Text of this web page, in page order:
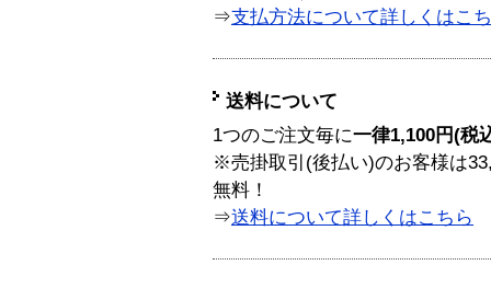
⇒支払方法について詳しくはこ
送料について
1つのご注文毎に一律1,100円(税
※売掛取引(後払い)のお客様は
無料！
⇒送料について詳しくはこちら